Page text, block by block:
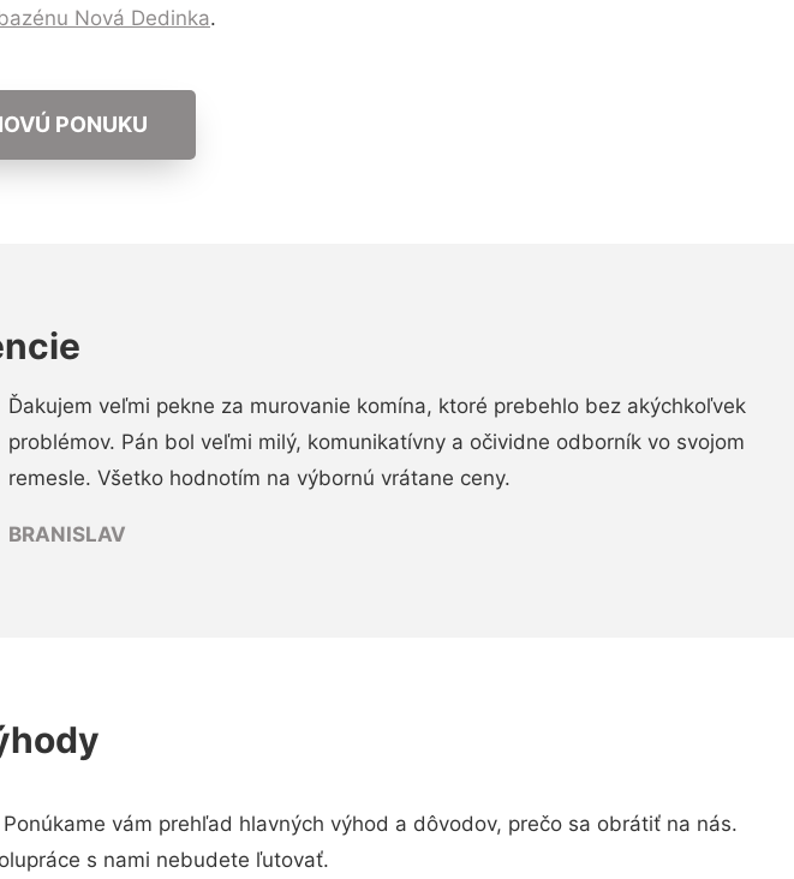
Nová Dedinka.
PONUKU
Ďakujem veľmi pekne za murovanie komína, ktoré prebehlo bez akýchkoľvek
problémov. Pán bol veľmi milý, komunikatívny a očividne odborník vo svojom
remesle. Všetko hodnotím na výbornú vrátane ceny.
BRANISLAV
vám prehľad hlavných výhod a dôvodov, prečo sa obrátiť na nás.
s nami nebudete ľutovať.